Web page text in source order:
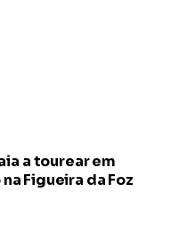
a tourear em
Figueira da Foz